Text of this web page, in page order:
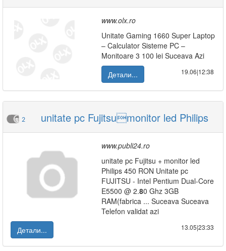
www.olx.ro
Unitate Gaming 1660 Super Laptop
– Calculator Sisteme PC –
Monitoare 3 100 lei Suceava Azi
Детали...
19.06|12:38
2 unitate pc Fujitsumonitor led Philips
www.publi24.ro
unitate pc Fujitsu + monitor led
Philips 450 RON Unitate pc
FUJITSU - Intel Pentium Dual-Core
E5500 @ 2.80 Ghz 3GB
RAM(fabrica ... Suceava Suceava
Telefon validat azi
Детали...
13.05|23:33